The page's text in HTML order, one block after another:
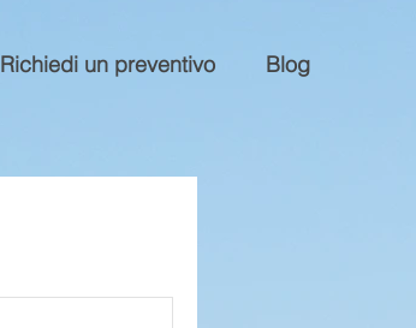
Richiedi un preventivo Blog